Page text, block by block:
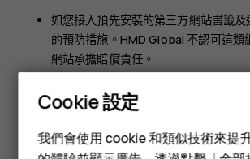
智慧型手機
如您接入預先安裝的第三方網站書籤
的預防措施。HMD Global 不認可這類
網站承擔賠償責任。
Cookie 設定
我們會使用 cookie 和類似技術來提